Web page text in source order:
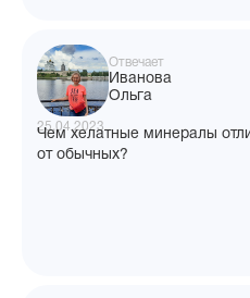
Отвечает
Иванова
Ольга
25.04.2023
Чем хелатные минералы
от обычных?